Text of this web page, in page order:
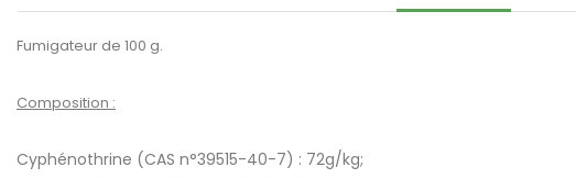
Fumigateur de 100 g.
Composition :
Cyphénothrine (CAS n°39515-40-7) : 72g/kg;